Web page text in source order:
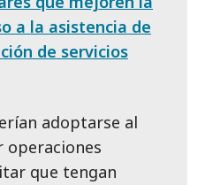
a la asistencia de
de servicios
adoptarse al
operaciones
que tengan